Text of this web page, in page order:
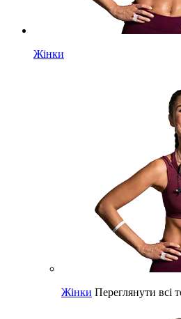
Жінки
Жінки Переглянути всі